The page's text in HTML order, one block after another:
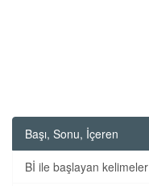
Başı, Sonu, İçeren
Bİ ile başlayan kelimeler